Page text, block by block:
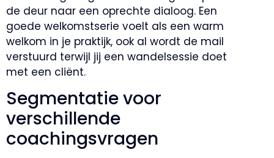
de deur naar een oprechte dialoog. Een
goede welkomstserie voelt als een warm
welkom in je praktijk, ook al wordt de mail
verstuurd terwijl jij een wandelsessie doet
met een cliënt.
Segmentatie voor
verschillende
coachingsvragen